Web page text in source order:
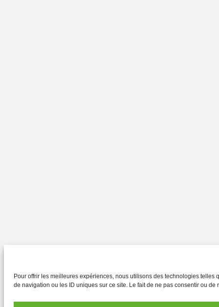
Pour offrir les meilleures expériences, nous utilisons des technologies
de navigation ou les ID uniques sur ce site. Le fait de ne pas consentir ou